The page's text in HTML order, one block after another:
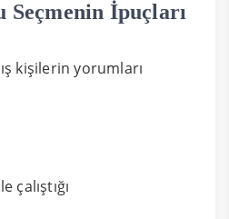
Seçmenin İpuçları
kişilerin yorumları
çalıştığı